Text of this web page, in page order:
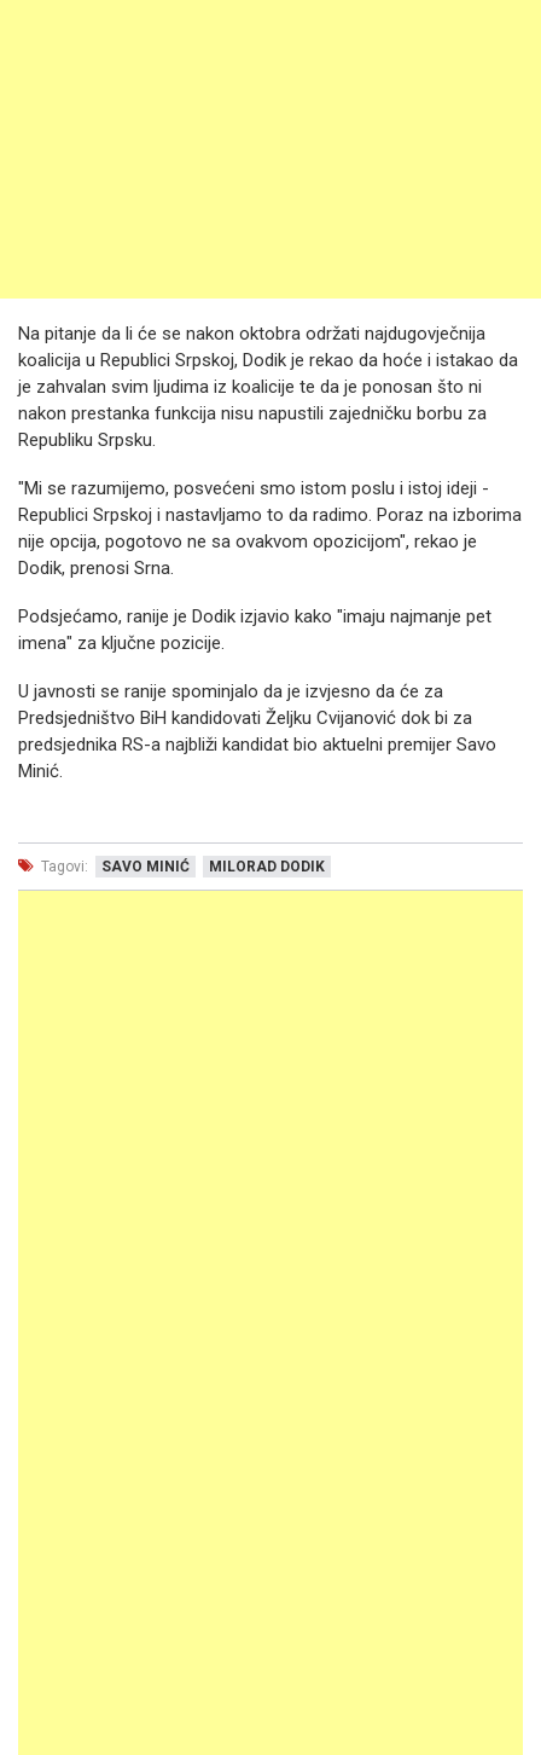
Na pitanje da li će se nakon oktobra održati najdugovječnija
koalicija u Republici Srpskoj, Dodik je rekao da hoće i istakao da
je zahvalan svim ljudima iz koalicije te da je ponosan što ni
nakon prestanka funkcija nisu napustili zajedničku borbu za
Republiku Srpsku.
"Mi se razumijemo, posvećeni smo istom poslu i istoj ideji -
Republici Srpskoj i nastavljamo to da radimo. Poraz na izborima
nije opcija, pogotovo ne sa ovakvom opozicijom", rekao je
Dodik, prenosi Srna.
Podsjećamo, ranije je Dodik izjavio kako "imaju najmanje pet
imena" za ključne pozicije.
U javnosti se ranije spominjalo da je izvjesno da će za
Predsjedništvo BiH kandidovati Željku Cvijanović dok bi za
predsjednika RS-a najbliži kandidat bio aktuelni premijer Savo
Minić.
Tagovi: SAVO MINIĆ MILORAD DODIK